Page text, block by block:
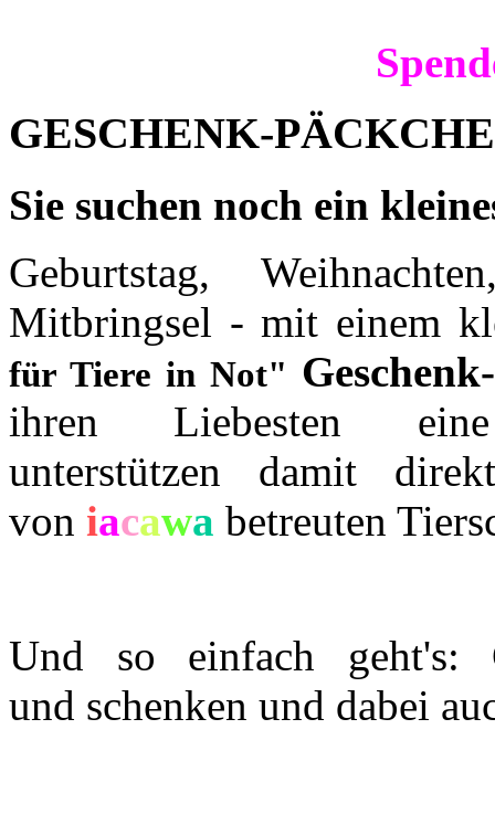
GESCHENK-
Sie suchen noch ein
Geburtstag,
Mitbringsel - mit einem
für Tiere in Not"
ihren Liebesten
unterstützen damit
von iacawa betreuten
Und so einfach geht's:
und schenken und dabei